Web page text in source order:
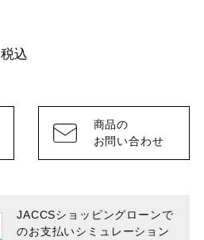
税込
商品の
お問い合わせ
JACCSショッピングローンで
のお支払いシミュレーション